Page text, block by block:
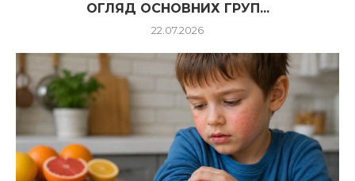
ОГЛЯД ОСНОВНИХ ГРУП...
22.07.2026